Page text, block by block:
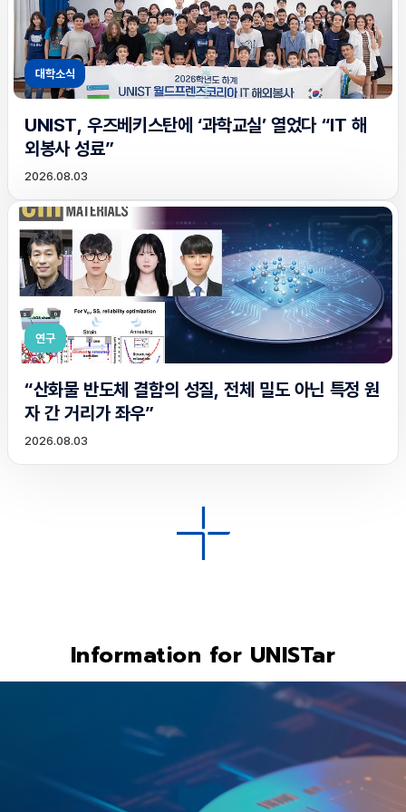
대학소식
UNIST, 우즈베키스탄에 ‘과학교실’ 열었다 “IT 해
외봉사 성료”
2026.08.03
연구
“산화물 반도체 결함의 성질, 전체 밀도 아닌 특정 원
자 간 거리가 좌우”
2026.08.03
Information for UNISTar